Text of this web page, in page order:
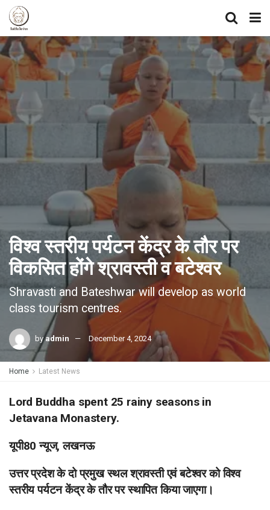
विश्व स्तरीय पर्यटन केंद्र के तौर पर
विकसित होंगे श्रावस्ती व बटेश्वर
Shravasti and Bateshwar will develop as world
class tourism centres.
by admin December 4, 2024
Home Latest News
Lord Buddha spent 25 rainy seasons in
Jetavana Monastery.
यूपी80 न्यूज, लखनऊ
उत्तर प्रदेश के दो प्रमुख स्थल श्रावस्ती एवं बटेश्वर को विश्व
स्तरीय पर्यटन केंद्र के तौर पर स्थापित किया जाएगा।